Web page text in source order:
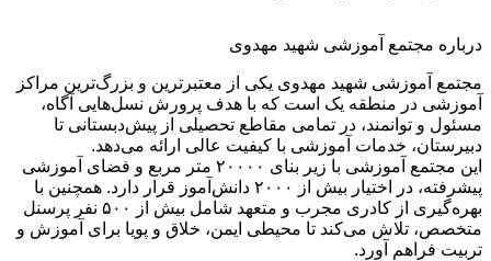
درباره مجتمع آموزشی شهید مهدوی
مجتمع آموزشی شهید مهدوی یکی از معتبرترین و بزرگ‌ترین مراکز
آموزشی در منطقه یک است که با هدف پرورش نسل‌هایی آگاه،
مسئول و توانمند، در تمامی مقاطع تحصیلی از پیش‌دبستانی تا
دبیرستان، خدمات آموزشی با کیفیت عالی ارائه می‌دهد.
این مجتمع آموزشی با زیر بنای ۲۰۰۰۰ متر مربع و فضای آموزشی
پیشرفته، در اختیار بیش از ۲۰۰۰ دانش‌آموز قرار دارد. همچنین با
بهره‌گیری از کادری مجرب و متعهد شامل بیش از ۵۰۰ نفر پرسنل
متخصص، تلاش می‌کند تا محیطی ایمن، خلاق و پویا برای آموزش و
تربیت فراهم آورد.